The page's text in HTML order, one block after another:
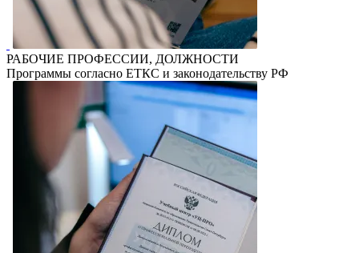
РАБОЧИЕ ПРОФЕССИИ, ДОЛЖНОСТИ
Программы согласно ЕТКС и законодательству РФ